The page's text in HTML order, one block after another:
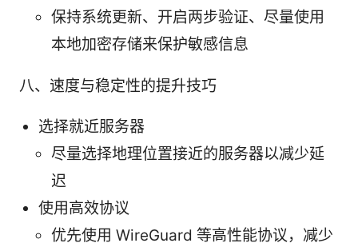
保持系统更新、开启两步验证、尽量使用
本地加密存储来保护敏感信息
八、速度与稳定性的提升技巧
选择就近服务器
尽量选择地理位置接近的服务器以减少延
迟
使用高效协议
优先使用 WireGuard 等高性能协议，减少